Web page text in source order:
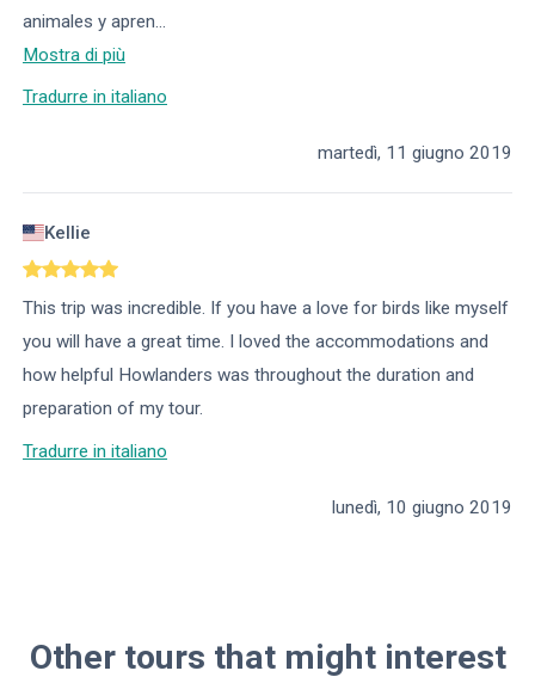
animales y apren...
Mostra di più
Tradurre in italiano
martedì, 11 giugno 2019
Kellie
This trip was incredible. If you have a love for birds like myself
you will have a great time. I loved the accommodations and
how helpful Howlanders was throughout the duration and
preparation of my tour.
Tradurre in italiano
lunedì, 10 giugno 2019
Other tours that might interest